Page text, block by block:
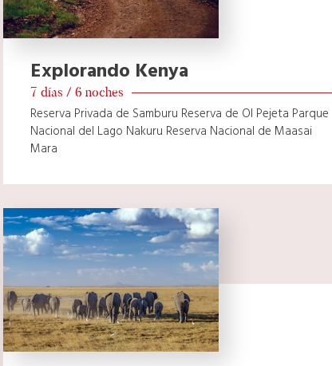
Explorando Kenya
7 días / 6 noches
Reserva Privada de Samburu Reserva de Ol Pejeta Parque
Nacional del Lago Nakuru Reserva Nacional de Maasai
Mara